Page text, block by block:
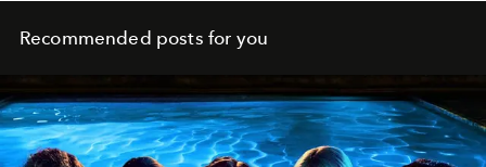
Recommended posts for you